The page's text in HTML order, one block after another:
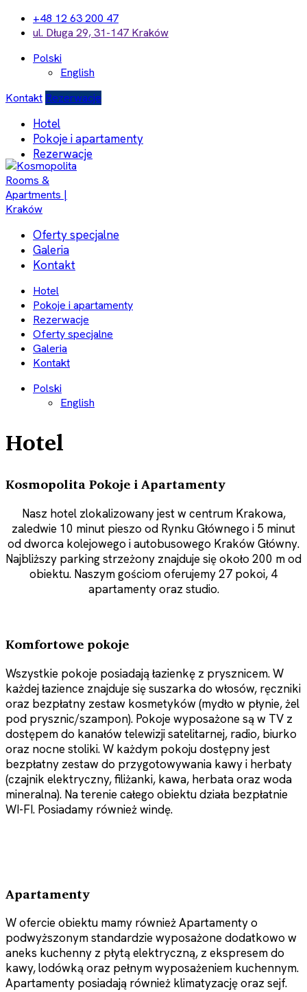
+48 12 63 200 47
ul. Długa 29, 31-147 Kraków
Polski
English
Kontakt Rezerwacje
Hotel
Pokoje i apartamenty
Rezerwacje
Oferty specjalne
Galeria
Kontakt
Hotel
Pokoje i apartamenty
Rezerwacje
Oferty specjalne
Galeria
Kontakt
Polski
English
Hotel
Kosmopolita Pokoje i Apartamenty
Nasz hotel zlokalizowany jest w centrum Krakowa,
zaledwie 10 minut pieszo od Rynku Głównego i 5 minut
od dworca kolejowego i autobusowego Kraków Główny.
Najbliższy parking strzeżony znajduje się około 200 m od
obiektu. Naszym gościom oferujemy 27 pokoi, 4
apartamenty oraz studio.
Komfortowe pokoje
Wszystkie pokoje posiadają łazienkę z prysznicem. W
każdej łazience znajduje się suszarka do włosów, ręczniki
oraz bezpłatny zestaw kosmetyków (mydło w płynie, żel
pod prysznic/szampon). Pokoje wyposażone są w TV z
dostępem do kanałów telewizji satelitarnej, radio, biurko
oraz nocne stoliki. W każdym pokoju dostępny jest
bezpłatny zestaw do przygotowywania kawy i herbaty
(czajnik elektryczny, filiżanki, kawa, herbata oraz woda
mineralna). Na terenie całego obiektu działa bezpłatnie
WI-FI. Posiadamy również windę.
Apartamenty
W ofercie obiektu mamy również Apartamenty o
podwyższonym standardzie wyposażone dodatkowo w
aneks kuchenny z płytą elektryczną, z ekspresem do
kawy, lodówką oraz pełnym wyposażeniem kuchennym.
Apartamenty posiadają również klimatyzację oraz sejf.